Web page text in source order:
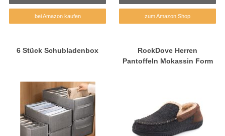
bei Amazon kaufen zum Amazon Shop
6 Stück Schubladenbox
RockDove Herren
Pantoffeln Mokassin Form